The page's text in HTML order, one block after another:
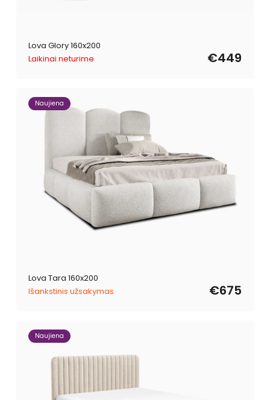
Lova Glory 160x200
Laikinai neturime
€449
Naujiena
Lova Tara 160x200
Išankstinis užsakymas
€675
Naujiena